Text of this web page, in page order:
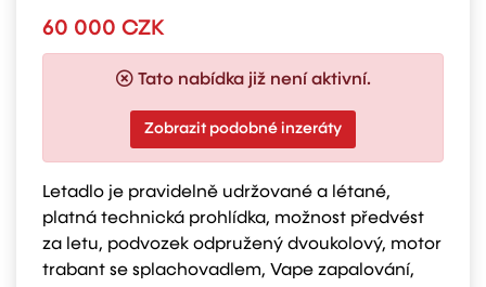
60 000 CZK
Tato nabídka již není aktivní.
Zobrazit podobné inzeráty
Letadlo je pravidelně udržované a létané,
platná technická prohlídka, možnost předvést
za letu, podvozek odpružený dvoukolový, motor
trabant se splachovadlem, Vape zapalování,